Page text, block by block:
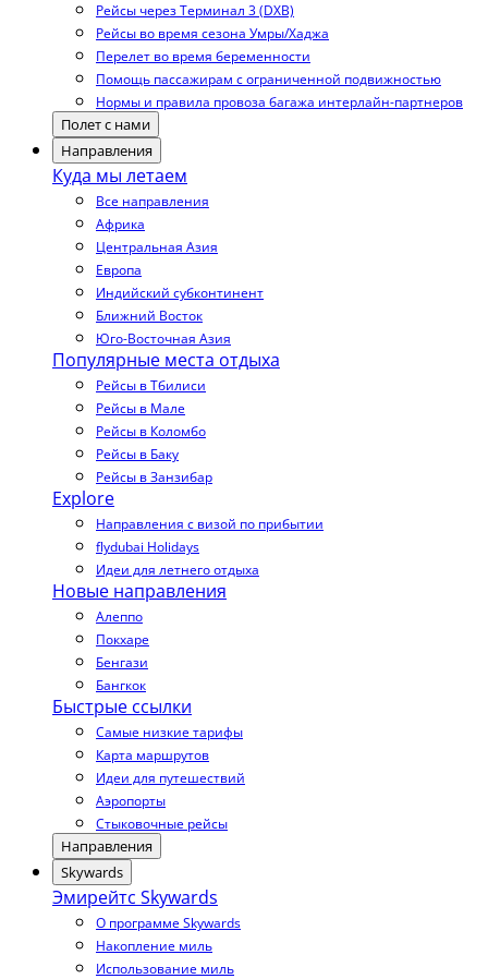
Рейсы через Терминал 3 (DXB)
Рейсы во время сезона Умры/Хаджа
Перелет во время беременности
Помощь пассажирам с ограниченной подвижностью
Нормы и правила провоза багажа интерлайн-партнеров
Полет с нами
Направления
Куда мы летаем
Все направления
Африка
Центральная Азия
Европа
Индийский субконтинент
Ближний Восток
Юго-Восточная Азия
Популярные места отдыха
Рейсы в Тбилиси
Рейсы в Мале
Рейсы в Коломбо
Рейсы в Баку
Рейсы в Занзибар
Explore
Направления с визой по прибытии
flydubai Holidays
Идеи для летнего отдыха
Новые направления
Алеппо
Покхаре
Бенгази
Бангкок
Быстрые ссылки
Самые низкие тарифы
Карта маршрутов
Идеи для путешествий
Аэропорты
Стыковочные рейсы
Направления
Skywards
Эмирейтс Skywards
О программе Skywards
Накопление миль
Использование миль